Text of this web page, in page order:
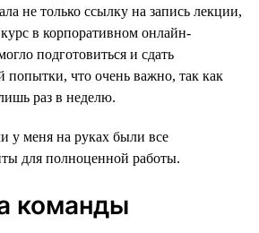
не только ссылку на запись лекции,
в корпоративном онлайн-
подготовиться и сдать
попытки, что очень важно, так как
раз в неделю.
у меня на руках были все
для полноценной работы.
команды